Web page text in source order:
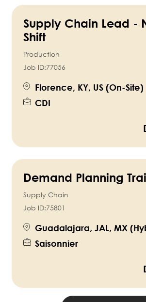
Supply Chain Lead -
Shift
Production
Job ID:77056
Florence, KY, US (On-Site)
CDI
Demand Planning
Supply Chain
Job ID:75801
Guadalajara, JAL, MX
Saisonnier